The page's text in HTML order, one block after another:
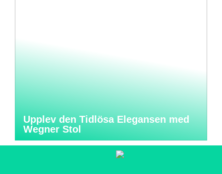
Upplev den Tidlösa Elegansen med
Wegner Stol